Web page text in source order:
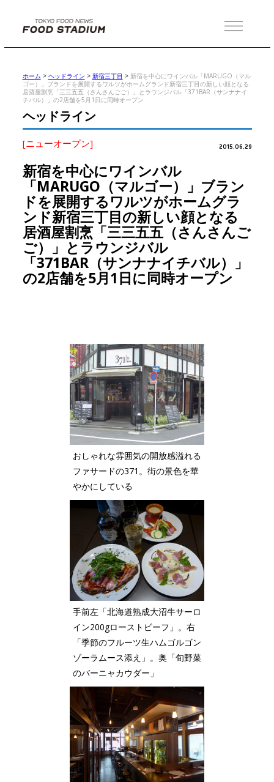
MENU
ホーム > ヘッドライン > 新宿三丁目 > 新宿を中心にワインバル「MARUGO（マル
ゴー）」ブランドを展開するワルツがホームグランド新宿三丁目の新しい顔となる
居酒屋割烹「三三五五（さんさんごご）」とラウンジバル「371BAR（サンナナイ
チバル）」の2店舗を5月1日に同時オープン
ヘッドライン
[ニューオープン] 2015.06.29
新宿を中心にワインバル
「MARUGO（マルゴー）」ブラン
ドを展開するワルツがホームグラ
ンド新宿三丁目の新しい顔となる
居酒屋割烹「三三五五（さんさんご
ご）」とラウンジバル
「371BAR（サンナナイチバル）」
の2店舗を5月1日に同時オープン
おしゃれな雰囲気の開放感溢れる
ファサードの371。街の景色を華
やかにしている
手前左「北海道熟成大沼牛サーロ
イン200gローストビーフ」。右
「季節のフルーツ生ハムゴルゴン
ゾーラムース添え」。奥「旬野菜
のバーニャカウダー」